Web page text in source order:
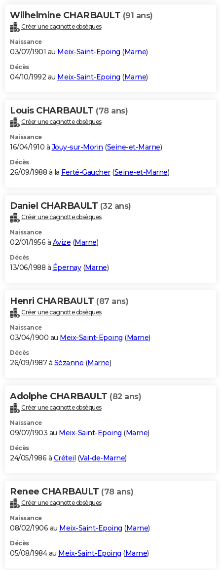
Wilhelmine CHARBAULT (91 ans)
Créer une cagnotte obsèques
Naissance
03/07/1901 au Meix-Saint-Epoing (Marne)
Décès
04/10/1992 au Meix-Saint-Epoing (Marne)
Louis CHARBAULT (78 ans)
Créer une cagnotte obsèques
Naissance
16/04/1910 à Jouy-sur-Morin (Seine-et-Marne)
Décès
26/09/1988 à la Ferté-Gaucher(Seine-et-Marne)
Daniel CHARBAULT (32 ans)
Créer une cagnotte obsèques
Naissance
02/01/1956 à Avize (Marne)
Décès
13/06/1988 à Épernay(Marne)
Henri CHARBAULT (87 ans)
Créer une cagnotte obsèques
Naissance
03/04/1900 au Meix-Saint-Epoing (Marne)
Décès
26/09/1987 à Sézanne (Marne)
Adolphe CHARBAULT (82 ans)
Créer une cagnotte obsèques
Naissance
09/07/1903 au Meix-Saint-Epoing (Marne)
Décès
24/05/1986 à Créteil (Val-de-Marne)
Renee CHARBAULT (78 ans)
Créer une cagnotte obsèques
Naissance
08/02/1906 au Meix-Saint-Epoing (Marne)
Décès
05/08/1984 au Meix-Saint-Epoing (Marne)